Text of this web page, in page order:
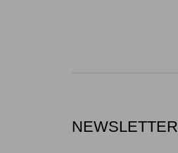
NEWSLETTER